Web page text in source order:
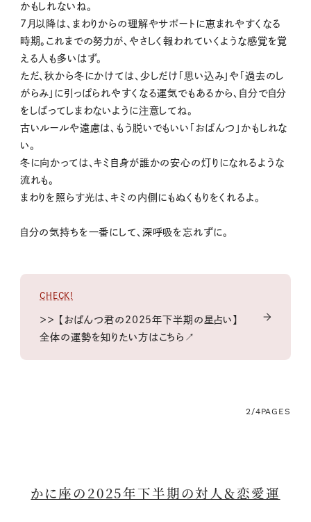
かもしれないね。
7月以降は、まわりからの理解やサポートに恵まれやすくなる
時期。これまでの努力が、やさしく報われていくような感覚を覚
える人も多いはず。
ただ、秋から冬にかけては、少しだけ「思い込み」や「過去のし
がらみ」に引っぱられやすくなる運気でもあるから、自分で自分
をしばってしまわないように注意してね。
古いルールや遠慮は、もう脱いでもいい「おぱんつ」かもしれな
い。
冬に向かっては、キミ自身が誰かの安心の灯りになれるような
流れも。
まわりを照らす光は、キミの内側にもぬくもりをくれるよ。
自分の気持ちを一番にして、深呼吸を忘れずに。
CHECK!
＞＞ 【おぱんつ君の2025年下半期の星占い】
全体の運勢を知りたい方はこちら↗
2/4PAGES
かに座の2025年下半期の対人＆恋愛運